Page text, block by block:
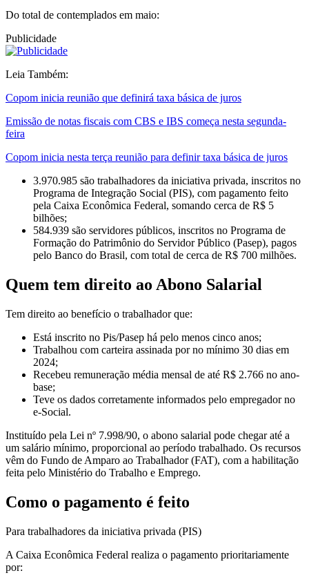
Do total de contemplados em maio:
Publicidade
Leia Também:
Copom inicia reunião que definirá taxa básica de juros
Emissão de notas fiscais com CBS e IBS começa nesta segunda-
feira
Copom inicia nesta terça reunião para definir taxa básica de juros
3.970.985 são trabalhadores da iniciativa privada, inscritos no
Programa de Integração Social (PIS), com pagamento feito
pela Caixa Econômica Federal, somando cerca de R$ 5
bilhões;
584.939 são servidores públicos, inscritos no Programa de
Formação do Patrimônio do Servidor Público (Pasep), pagos
pelo Banco do Brasil, com total de cerca de R$ 700 milhões.
Quem tem direito ao Abono Salarial
Tem direito ao benefício o trabalhador que:
Está inscrito no Pis/Pasep há pelo menos cinco anos;
Trabalhou com carteira assinada por no mínimo 30 dias em
2024;
Recebeu remuneração média mensal de até R$ 2.766 no ano-
base;
Teve os dados corretamente informados pelo empregador no
e-Social.
Instituído pela Lei nº 7.998/90, o abono salarial pode chegar até a
um salário mínimo, proporcional ao período trabalhado. Os recursos
vêm do Fundo de Amparo ao Trabalhador (FAT), com a habilitação
feita pelo Ministério do Trabalho e Emprego.
Como o pagamento é feito
Para trabalhadores da iniciativa privada (PIS)
A Caixa Econômica Federal realiza o pagamento prioritariamente
por: